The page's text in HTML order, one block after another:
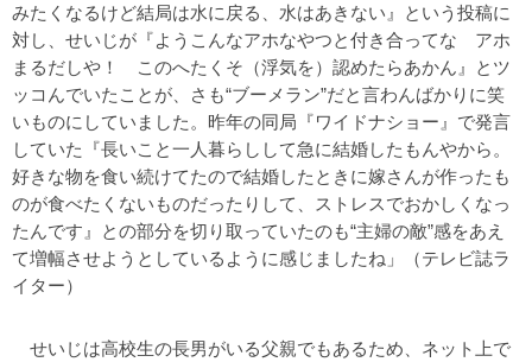
みたくなるけど結局は水に戻る、水はあきない』という投稿に
対し、せいじが『ようこんなアホなやつと付き合ってな アホ
まるだしや！ このへたくそ（浮気を）認めたらあかん』とツ
ッコんでいたことが、さも“ブーメラン”だと言わんばかりに笑
いものにしていました。昨年の同局『ワイドナショー』で発言
していた『長いこと一人暮らしして急に結婚したもんやから。
好きな物を食い続けてたので結婚したときに嫁さんが作ったも
のが食べたくないものだったりして、ストレスでおかしくなっ
たんです』との部分を切り取っていたのも“主婦の敵”感をあえ
て増幅させようとしているように感じましたね」（テレビ誌ラ
イター）
せいじは高校生の長男がいる父親でもあるため、ネット上で